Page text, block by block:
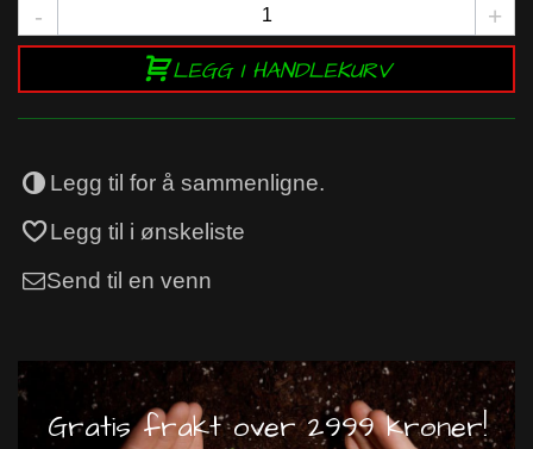
- +
LEGG I HANDLEKURV
Legg til for å sammenligne.
Legg til i ønskeliste
Send til en venn
Gratis frakt over 2999 kroner!